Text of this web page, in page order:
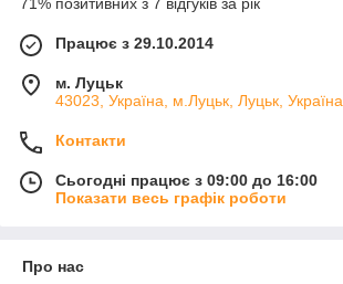
Працює з 29.10.2014
м. Луцьк
43023, Україна, м.Луцьк, Луцьк, Україна
Контакти
Сьогодні працює з 09:00 до 16:00
Показати весь графік роботи
Про нас